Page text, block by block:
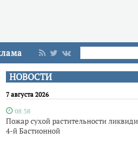
НОВОСТИ
7 августа 2026
08:58
Пожар сухой растительности
4-й Бастионной